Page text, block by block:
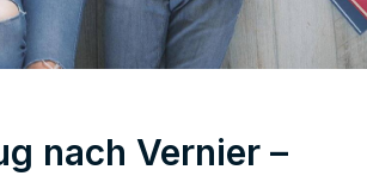
nach Vernier –